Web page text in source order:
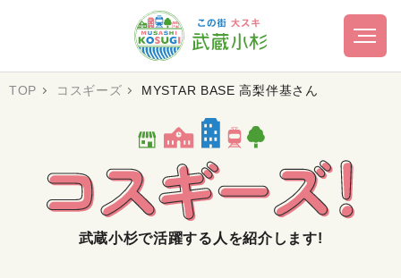
TOP コスギーズ MYSTAR BASE 高梨伴基さん
武蔵小杉で活躍する人を紹介します!